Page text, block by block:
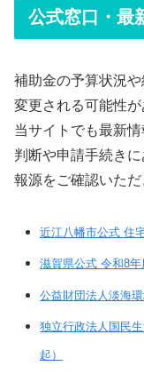
公式窓口・最
補助金の予算状況
変更される可能性が
当サイトでも最新
判断や申請手続き
報源をご確認いただ
近江八幡市公式 住
滋賀県公式 令和8
公益財団法人淡海
独立行政法人国民
起）